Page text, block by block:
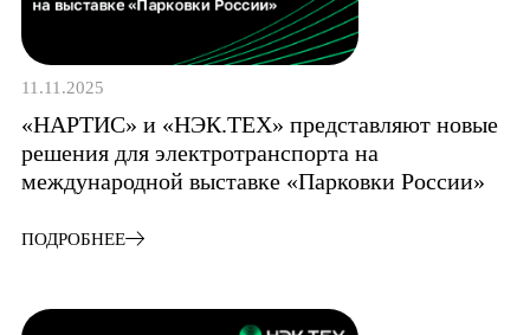
11.11.2025
«НАРТИС» и «НЭК.ТЕХ» представляют новые
решения для электротранспорта на
международной выставке «Парковки России»
ПОДРОБНЕЕ